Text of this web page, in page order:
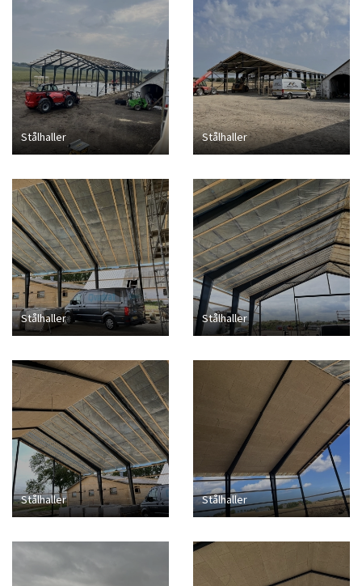
Stålhaller Stålhaller
Stålhaller Stålhaller
Stålhaller Stålhaller